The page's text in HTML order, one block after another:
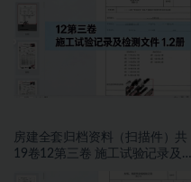
房建全套归档资料（扫描件）共
19卷12第三卷 施工试验记录及检